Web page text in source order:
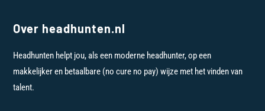
Over headhunten.nl
Headhunten helpt jou, als een moderne headhunter, op een
makkelijker en betaalbare (no cure no pay) wijze met het vinden van
talent.